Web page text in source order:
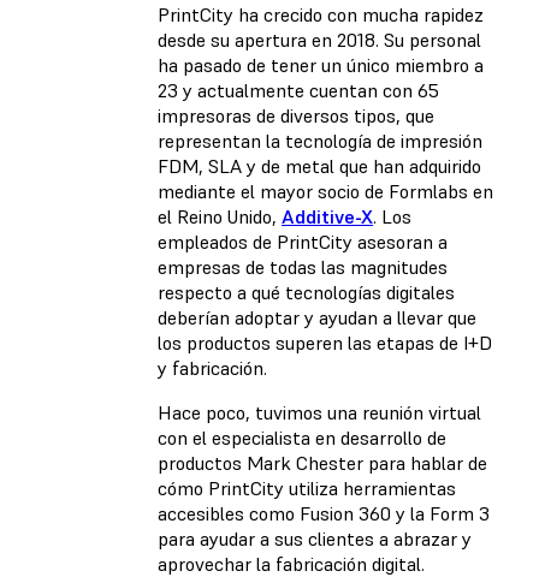
PrintCity ha crecido con mucha rapidez
desde su apertura en 2018. Su personal
ha pasado de tener un único miembro a
23 y actualmente cuentan con 65
impresoras de diversos tipos, que
representan la tecnología de impresión
FDM, SLA y de metal que han adquirido
mediante el mayor socio de Formlabs en
el Reino Unido, Additive-X. Los
empleados de PrintCity asesoran a
empresas de todas las magnitudes
respecto a qué tecnologías digitales
deberían adoptar y ayudan a llevar que
los productos superen las etapas de I+D
y fabricación.
Hace poco, tuvimos una reunión virtual
con el especialista en desarrollo de
productos Mark Chester para hablar de
cómo PrintCity utiliza herramientas
accesibles como Fusion 360 y la Form 3
para ayudar a sus clientes a abrazar y
aprovechar la fabricación digital.